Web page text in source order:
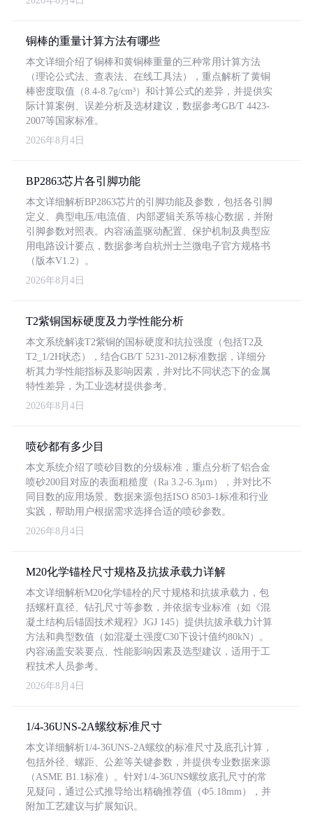
铜棒的重量计算方法有哪些
本文详细介绍了铜棒和黄铜棒重量的三种常用计算方法
（理论公式法、查表法、在线工具法），重点解析了黄铜
棒密度取值（8.4-8.7g/cm³）和计算公式的差异，并提供实
际计算案例、误差分析及选材建议，数据参考GB/T 4423-
2007等国家标准。
2026年8月4日
BP2863芯片各引脚功能
本文详细解析BP2863芯片的引脚功能及参数，包括各引脚
定义、典型电压/电流值、内部逻辑关系等核心数据，并附
引脚参数对照表。内容涵盖驱动配置、保护机制及典型应
用电路设计要点，数据参考自杭州士兰微电子官方规格书
（版本V1.2）。
2026年8月4日
T2紫铜国标硬度及力学性能分析
本文系统解读T2紫铜的国标硬度和抗拉强度（包括T2及
T2_1/2H状态），结合GB/T 5231-2012标准数据，详细分
析其力学性能指标及影响因素，并对比不同状态下的金属
特性差异，为工业选材提供参考。
2026年8月4日
喷砂都有多少目
本文系统介绍了喷砂目数的分级标准，重点分析了铝合金
喷砂200目对应的表面粗糙度（Ra 3.2-6.3μm），并对比不
同目数的应用场景。数据来源包括ISO 8503-1标准和行业
实践，帮助用户根据需求选择合适的喷砂参数。
2026年8月4日
M20化学锚栓尺寸规格及抗拔承载力详解
本文详细解析M20化学锚栓的尺寸规格和抗拔承载力，包
括螺杆直径、钻孔尺寸等参数，并依据专业标准（如《混
凝土结构后锚固技术规程》JGJ 145）提供抗拔承载力计算
方法和典型数值（如混凝土强度C30下设计值约80kN）。
内容涵盖安装要点、性能影响因素及选型建议，适用于工
程技术人员参考。
2026年8月4日
1/4-36UNS-2A螺纹标准尺寸
本文详细解析1/4-36UNS-2A螺纹的标准尺寸及底孔计算，
包括外径、螺距、公差等关键参数，并提供专业数据来源
（ASME B1.1标准）。针对1/4-36UNS螺纹底孔尺寸的常
见疑问，通过公式推导给出精确推荐值（Φ5.18mm），并
附加工艺建议与扩展知识。